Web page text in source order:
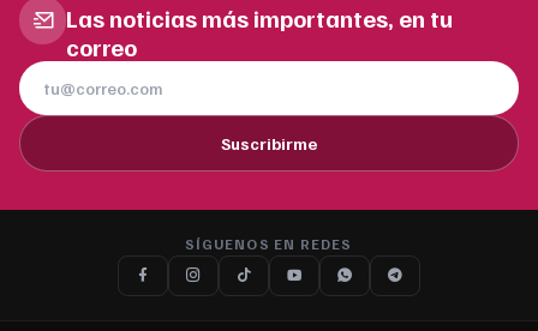
Las noticias más importantes, en tu
correo
Suscribirme
SÍGUENOS EN REDES